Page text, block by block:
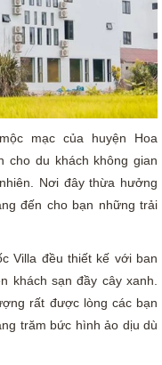
mạc của huyện Hoa
cho du khách không gian
Nơi đây thừa hưởng
đến cho bạn những trải
Villa đều thiết kế với ban
khách sạn đầy cây xanh.
rất được lòng các bạn
trăm bức hình ảo dịu dù